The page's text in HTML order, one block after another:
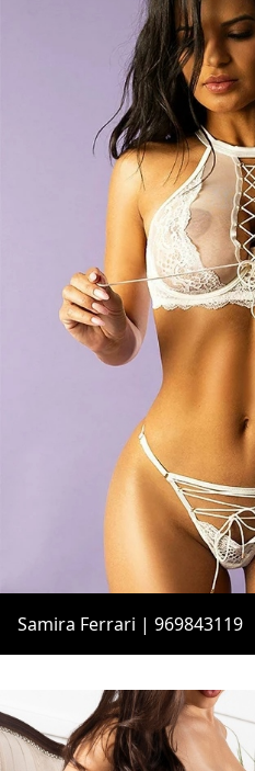
Samira Ferrari | 969843119